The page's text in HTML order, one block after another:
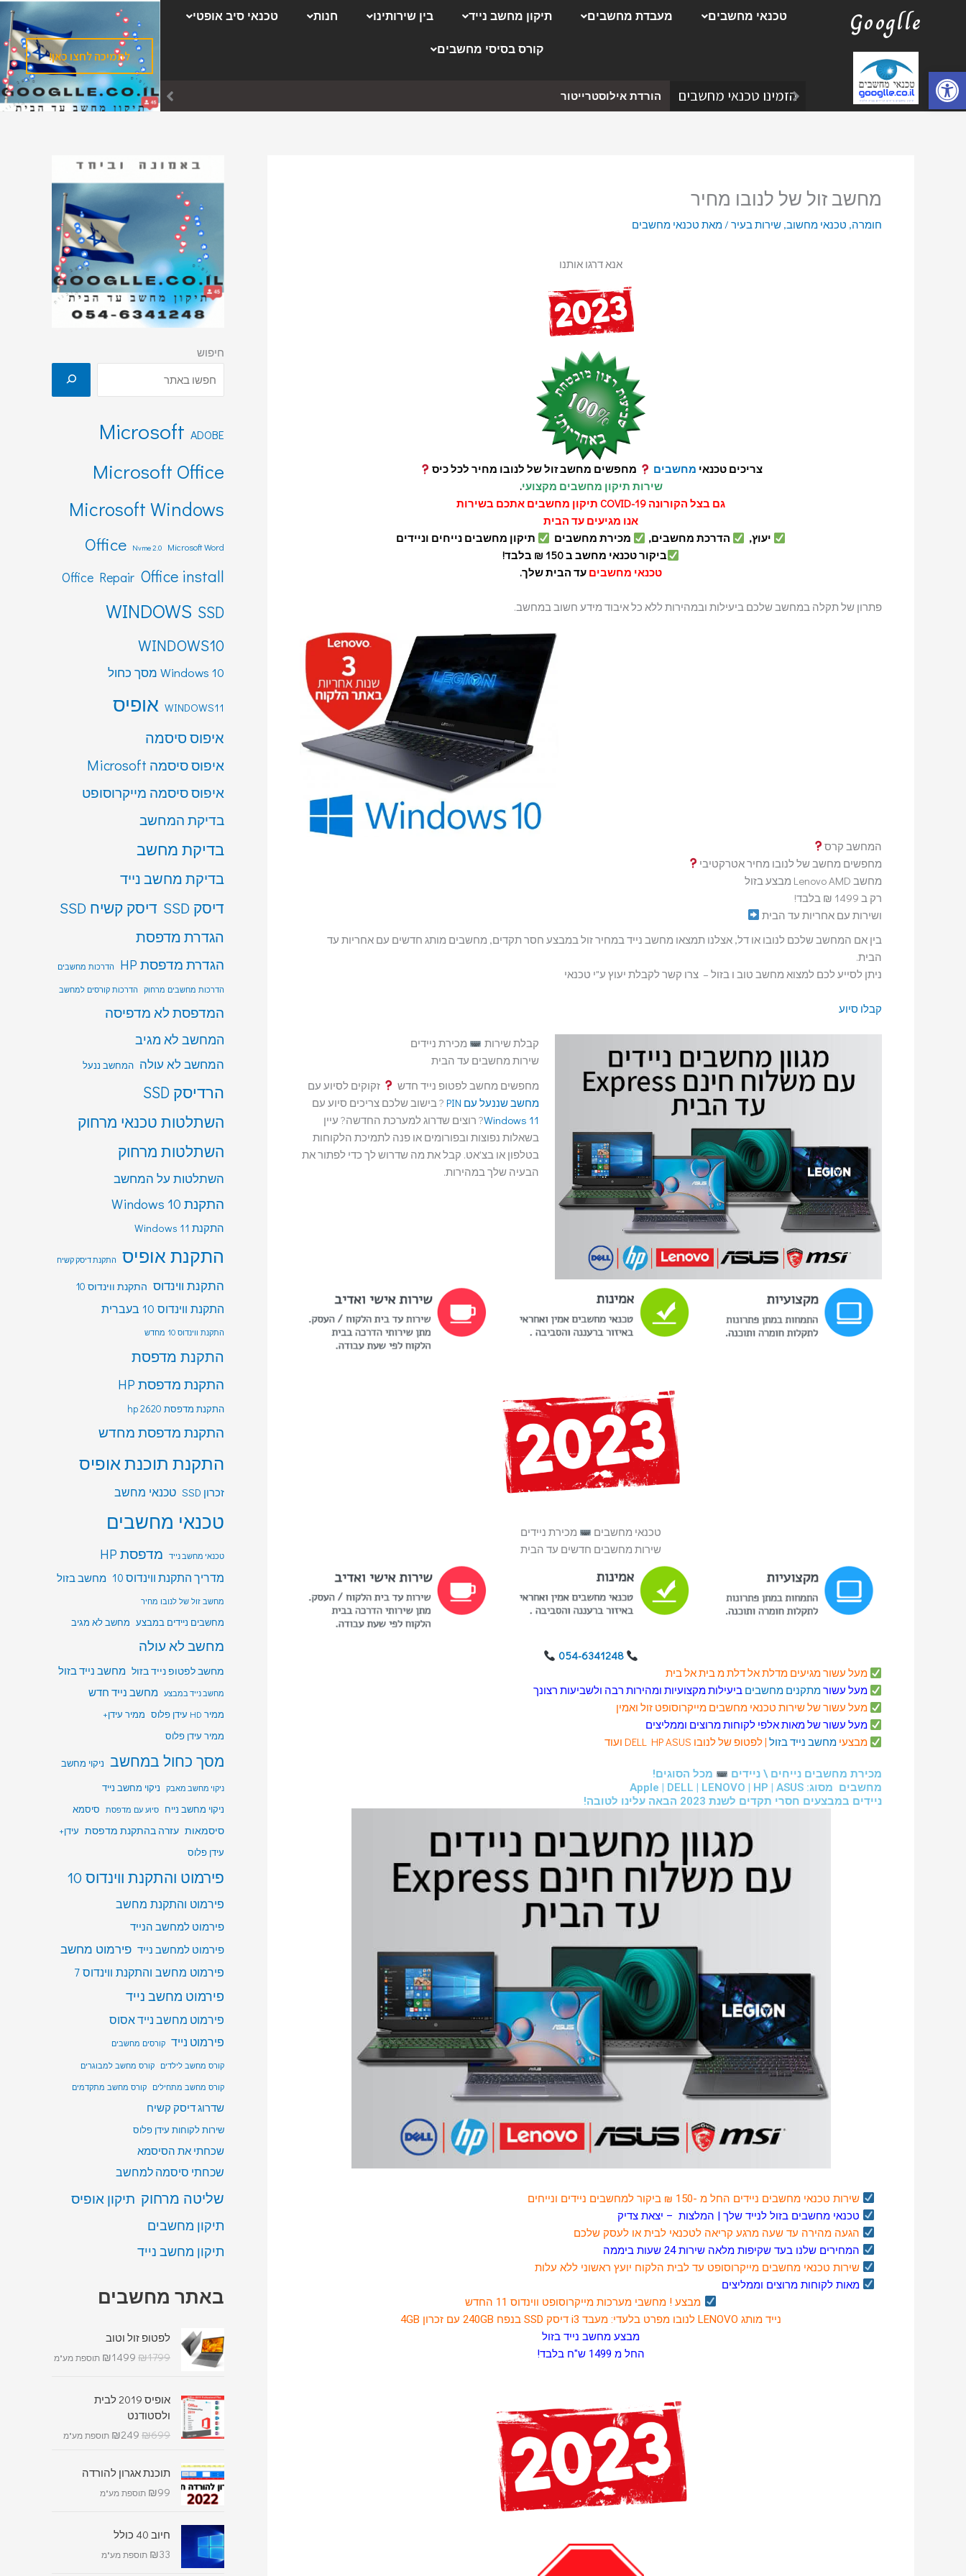
פתח סרגל נגישות
Googlle טכנאי מחשבים מעבדת מחשבים תיקון מחשב נייד בין שירותינו חנות טכנאי סיב אופטי
קורס בסיסי מחשבים
הזמינו טכנאי מחשבים הורדת אילוסטרייטור
לתמיכה לחצו כאן!
מחשב זול של לנובו מחיר
חומרה, טכנאי מחשוב, שירות בעיר / מאת טכנאי מחשבים
אנא דרגו אותנו
צריכים טכנאי מחשבים
מחפשים מחשב זול של לנובו מחיר לכל כיס
שירות תיקון מחשבים מקצועי.
גם בצל הקורונה COVID-19 תיקון מחשבים אתכם בשירות
אנו מגיעים עד הבית
יעוץ,
הדרכת מחשבים, מכירת מחשבים
תיקון מחשבים נייחים וניידים
ביקור טכנאי מחשב ב 150 ₪ בלבד!
טכנאי מחשבים עד הבית שלך.
פתרון של תקלה במחשב שלכם ביעילות ובמהירות ללא כל איבוד מידע חשוב במחשב.
המחשב קרס
מחפשים מחשב של לנובו מחיר אטרקטיבי
מחשב Lenovo AMD מבצע בזול
רק ב 1499 ₪ בלבד!
ושירות עם אחריות עד הבית
בין אם המחשב שלכם לנובו או דל, אצלנו תמצאו מחשב נייד במחיר זול במבצע חסר תקדים, מחשבים מותג חדשים עם אחריות עד
הבית.
ניתן לסייע לכם למצוא מחשב טוב ו בזול – צרו קשר לקבלת יעוץ ע"י טכנאי
קבלו סיוע
קבלת שירות
מכירת ניידים
שירות מחשבים עד הבית
מחפשים מחשב לפטופ נייד חדש
זקוקים לסיוע עם
מחשב שננעל עם PIN
? בישוב שלכם צריכים סיוע עם
Windows 11? רוצים שדרוג למערכת החדשה? עיין
בשאלות נפוצות ובפורומים או פנה לתמיכת הלקוחות
בטלפון או בצ'אט. קבל את מה שדרוש לך כדי לפתור את
הבעיה שלך במהירות.
טכנאי מחשבים
מכירת ניידים
שירות מחשבים חדשים עד הבית
054-6341248
מעל עשור מגיעים מדלת אל דלת מ בית אל בית
מעל עשורמתקנים מחשבים ביעילות מקצועיות ומהירות רבה ולשביעות רצונך
מעל עשור של שירות טכנאי מחשביםמייקרוסופט זול ואמין
מעל עשור של מאות אלפי לקוחות מרוצים וממליצים
מבצעימחשב נייד בזול | לפטופ של לנובו DELL HP ASUS ועוד
מכירת מחשבים נייחים \ ניידים
מכל הסוגים!
מחשבים מסוג: Apple | DELL | LENOVO | HP | ASUS
ניידים במבצעים חסרי תקדים לשנת 2023 הבאה עלינו לטובה!
שירות טכנאי מחשבים ניידים החל מ -150 ₪ ביקור למחשבים ניידים ונייחים
טכנאי מחשבים בזול לנייד שלך | המלצות – יצאת צדיק
הגעה מהירה עד שעה מרגע קריאה לטכנאי לבית או לעסק שלכם
המחירים שלנו בעד שקיפות מלאה שירות 24 שעות ביממה
שירות טכנאי מחשביםמייקרוסופט עד לבית הלקוח יועץ ראשוני ללא עלות
מאות לקוחות מרוצים וממליצים
מבצע ! מחשבי מערכות מייקרוסופט ווינדוס 11 החדש
נייד מותג LENOVO לנובו מפרט בלעדי: מעבד i3 דיסק SSD בנפח 240GB עם זכרון 4GB
מבצע מחשב נייד בזול
החל מ 1499 ש"ח בלבד!
חיפוש
ADOBE
Microsoft
Microsoft Office
Microsoft Windows
Microsoft Word
Nvme 2.0
Office
Office install
Office Repair
SSD
WINDOWS
WINDOWS10
Windows 10 מסך כחול
WINDOWS11 אופיס
איפוס סיסמה
איפוס סיסמה Microsoft
איפוס סיסמה מייקרוסופט
בדיקת המחשב
בדיקת מחשב
בדיקת מחשב נייד
דיסק SSD דיסק קשיח SSD
הגדרת מדפסת
הגדרת מדפסת HP הדרכות מחשבים
הדרכות מחשבים מרחוק הדרכות קורסים למחשב
המדפסת לא מדפיסה
המחשב לא מגיב
המחשב לא עולה המחשב ננעל
הרדיסק SSD
השתלטות טכנאי מרחוק
השתלטות מרחוק
השתלטות על המחשב
התקנת Windows 10
התקנת Windows 11
התקנת אופיס התקנת דיסק קשיח
התקנת ווינדוס התקנת ווינדוס 10
התקנת ווינדוס 10 בעברית
התקנת ווינדוס 10 מחדש
התקנת מדפסת
התקנת מדפסת HP
התקנת מדפסת hp 2620
התקנת מדפסת מחדש
התקנת תוכנת אופיס
זכרון SSD טכנאי מחשב
טכנאי מחשבים
טכנאי מחשב נייד מדפסת HP
מדריך התקנת ווינדוס 10 מחשב בזול
מחשב זול של לנובו מחיר
מחשבים ניידים במבצע מחשב לא מגיב
מחשב לא עולה
מחשב לפטופ נייד בזול מחשב נייד בזול
מחשב נייד במבצע מחשב נייד חדש
ממיר HD עידן פלוס
ממיר עידן+
ממיר עידן פלוס
מסך כחול במחשב ניקוי מחשב
ניקוי מחשב מאבק
ניקוי מחשב נייד
ניקוי מחשב נייח סיוע עם מדפסת סיסמא
סיסמאות עזרה בהתקנת מדפסת עידן+
עידן פלוס
פירמוט והתקנת ווינדוס 10
פירמוט והתקנת מחשב
פירמוט למחשב הנייד
פירמוט למחשב נייד פירמוט מחשב
פירמוט מחשב והתקנת ווינדוס 7
פירמוט מחשב נייד
פירמוט מחשב נייד אסוס
פירמוט נייד קורסים מחשבים
קורס מחשב לילדים קורס מחשב למבוגרים
קורס מחשב מתחילים קורס מחשב מתקדמים
שדרוג דיסק קשיח
שירות לקוחות עידן פלוס
שכחתי את הסיסמא
שכחתי סיסמה למחשב
שליטה מרחוק תיקון אופיס
תיקון מחשבים
תיקון מחשב נייד
באתר מחשבים
לפטופ זול וטוב
₪1799
₪1499 תוספת מע"מ
אופיס 2019 לבית
ולסטודנט
₪699
₪249 תוספת מע"מ
תוכנת אגרון להורדה
₪99 תוספת מע"מ
חיוב 40 כולל
₪33 תוספת מע"מ
ק